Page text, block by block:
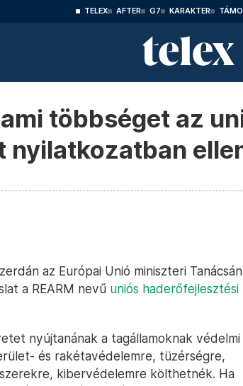
TELEX AFTER G7 KARAKTER
többséget az
nyilatkozatban
az Európai Unió miniszteri
a REARM nevű uniós haderőfejlesztési
nyújtanának a tagállamoknak védelmi
és rakétavédelemre, tüzérségre,
kibervédelemre költhetnék. Ha